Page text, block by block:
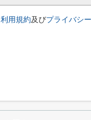
利用規約及びプライバシ